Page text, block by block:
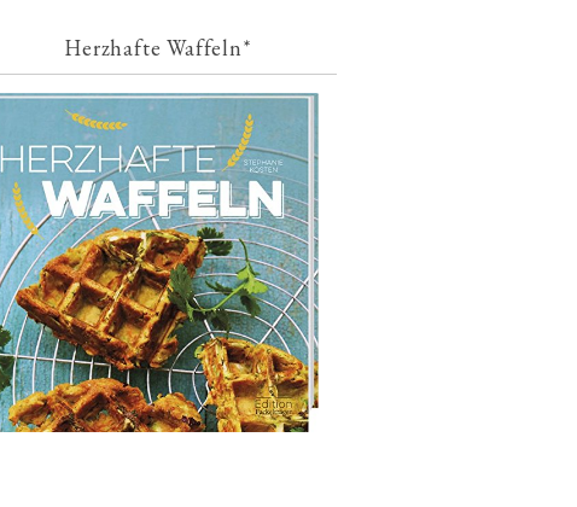
Herzhafte Waffeln*